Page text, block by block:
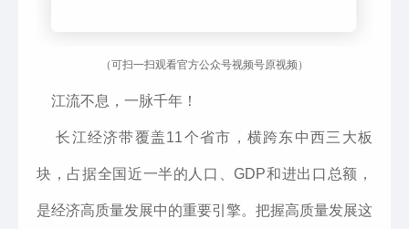
（可扫一扫观看官方公众号视频号原视频）
江流不息，一脉千年！
长江经济带覆盖11个省市，横跨东中西三大板
块，占据全国近一半的人口、GDP和进出口总额，
是经济高质量发展中的重要引擎。把握高质量发展这